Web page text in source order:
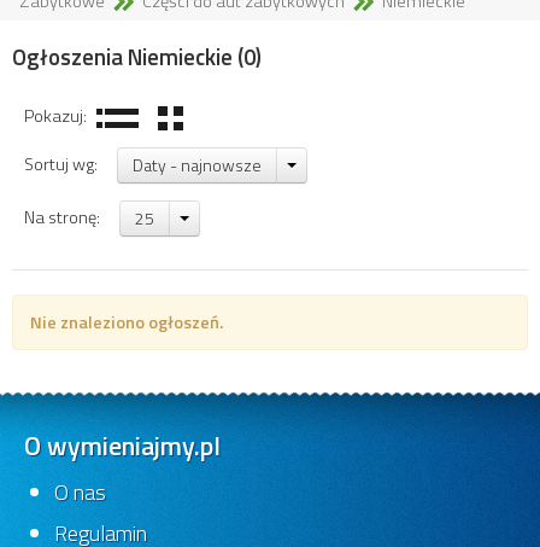
Ogłoszenia Niemieckie (0)
Pokazuj:
Sortuj wg:
Daty - najnowsze
Na stronę: 25
Nie znaleziono ogłoszeń.
O wymieniajmy.pl
O nas
Regulamin